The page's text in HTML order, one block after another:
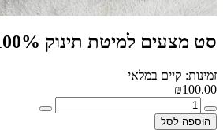
סט מצעים למיטת תינוק 100% כותנה 1
זמינות: קיים במלאי
₪100.00
הוספה לסל